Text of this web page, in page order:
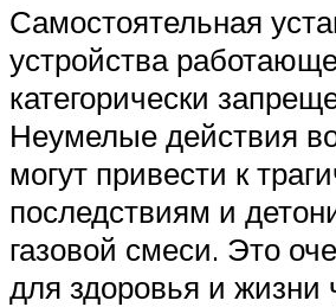
Самостоятельная
устройства
категорически
Неумелые действия
могут привести к
последствиям и
газовой смеси. Это
для здоровья и жизни